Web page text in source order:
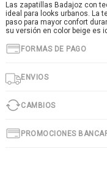
Las zapatillas Badajoz con
ideal para looks urbanos. La
paso para mayor confort
su versión en color beige es
FORMAS DE PAGO
ENVIOS
CAMBIOS
PROMOCIONES